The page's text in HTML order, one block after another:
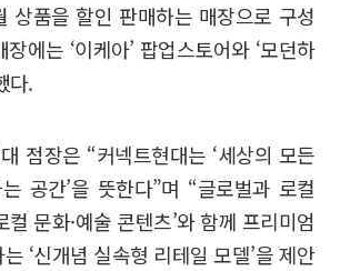
상품을 할인 판매하는 매장으로 구성
에는 ‘이케아’ 팝업스토어와 ‘모던하
다.
점장은 “커넥트현대는 ‘세상의 모든
공간’을 뜻한다”며 “글로벌과 로컬
컬 문화·예술 콘텐츠’와 함께 프리미엄
‘신개념 실속형 리테일 모델’을 제안